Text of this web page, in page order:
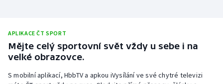
APLIKACE ČT SPORT
Mějte celý sportovní svět vždy u sebe i na
velké obrazovce.
S mobilní aplikací, HbbTV a apkou iVysílání ve své chytré televizi